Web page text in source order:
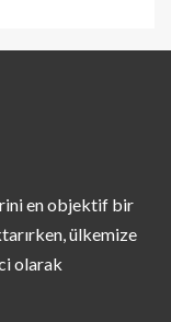
en objektif bir
ülkemize
olarak